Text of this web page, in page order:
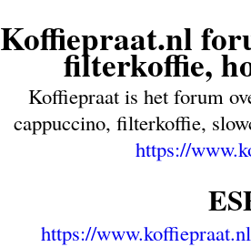
Koffiepraat.nl
filterkoffie,
Koffiepraat is het forum
cappuccino, filterkoffie,
https://
https://